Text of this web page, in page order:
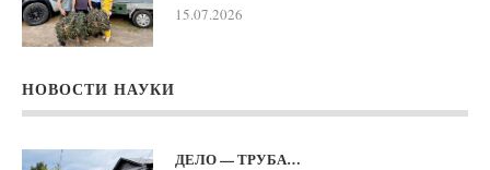
15.07.2026
НОВОСТИ НАУКИ
ДЕЛО — ТРУБА…